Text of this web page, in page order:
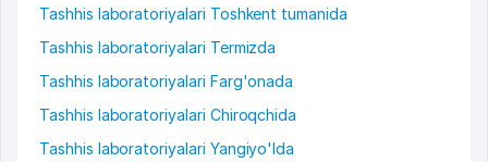
Tashhis laboratoriyalari Toshkent tumanida
Tashhis laboratoriyalari Termizda
Tashhis laboratoriyalari Farg'onada
Tashhis laboratoriyalari Chiroqchida
Tashhis laboratoriyalari Yangiyo'lda